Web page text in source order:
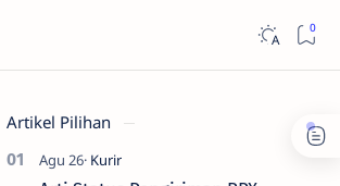
Artikel Pilihan